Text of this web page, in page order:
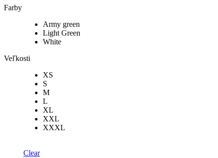
Farby
Army green
Light Green
White
Veľkosti
XS
S
M
L
XL
XXL
XXXL
Clear